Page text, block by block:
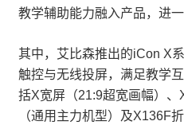
教学辅助能力融入产品，进
其中，艾比森推出的iCon X
触控与无线投屏，满足教学
括X宽屏（21:9超宽画幅）
（通用主力机型）及X136F